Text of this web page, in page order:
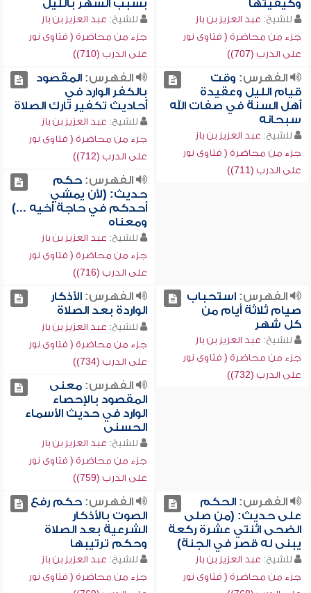
وكيفيتها
للشيخ: عبد العزيز بن باز
جزء من محاضرة ( فتاوى نور
على الدرب (707))
بسبب السهر بالليل
للشيخ: عبد العزيز بن باز
جزء من محاضرة ( فتاوى نور
على الدرب (710))
الفهرس: وقت
قيام الليل وعقيدة
أهل السنة في صفات الله
سبحانه
للشيخ: عبد العزيز بن باز
جزء من محاضرة ( فتاوى نور
على الدرب (711))
الفهرس:المقصود
بالكفر الوارد في
أحاديث تكفير تارك الصلاة
للشيخ: عبد العزيز بن باز
جزء من محاضرة ( فتاوى نور
على الدرب (712))
الفهرس:حكم
حديث: (لأن يمشي
أحدكم في حاجة أخيه ...)
ومعناه
للشيخ: عبد العزيز بن باز
جزء من محاضرة ( فتاوى نور
على الدرب (716))
الفهرس:استحباب
صيام ثلاثة أيام من
كل شهر
للشيخ: عبد العزيز بن باز
جزء من محاضرة ( فتاوى نور
على الدرب (732))
الفهرس:الأذكار
الواردة بعد الصلاة
للشيخ: عبد العزيز بن باز
جزء من محاضرة ( فتاوى نور
على الدرب (734))
الفهرس:معنى
المقصود بالإحصاء
الوارد في حديث الأسماء
الحسنى
للشيخ: عبد العزيز بن باز
جزء من محاضرة ( فتاوى نور
على الدرب (759))
الفهرس:الحكم
على حديث: (من صلى
الضحى اثنتي عشرة ركعة
يبنى له قصر في الجنة)
للشيخ: عبد العزيز بن باز
جزء من محاضرة ( فتاوى نور
الفهرس:حكم رفع
الصوت بالأذكار
الشرعية بعد الصلاة
وحكم ترتيبها
للشيخ: عبد العزيز بن باز
جزء من محاضرة ( فتاوى نور